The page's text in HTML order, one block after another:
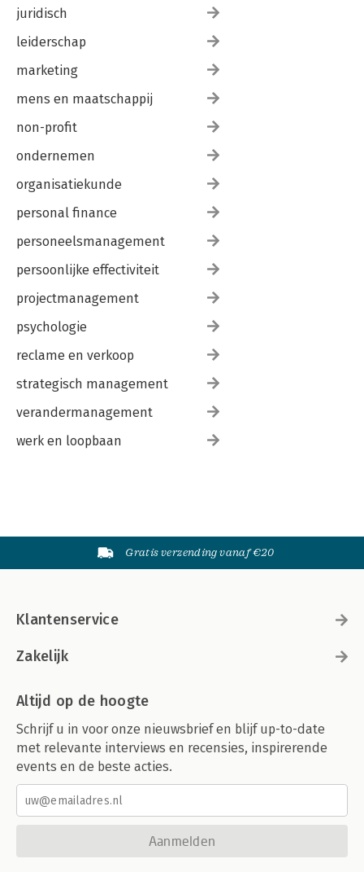
juridisch
leiderschap
marketing
mens en maatschappij
non-profit
ondernemen
organisatiekunde
personal finance
personeelsmanagement
persoonlijke effectiviteit
projectmanagement
psychologie
reclame en verkoop
strategisch management
verandermanagement
werk en loopbaan
Gratis verzending vanaf €20
Klantenservice
Zakelijk
Altijd op de hoogte
Schrijf u in voor onze nieuwsbrief en blijf up-to-date
met relevante interviews en recensies, inspirerende
events en de beste acties.
Aanmelden